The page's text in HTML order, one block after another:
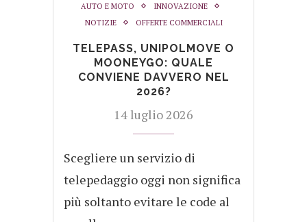
AUTO E MOTO
INNOVAZIONE
NOTIZIE
OFFERTE COMMERCIALI
TELEPASS, UNIPOLMOVE O
MOONEYGO: QUALE
CONVIENE DAVVERO NEL
2026?
14 luglio 2026
Scegliere un servizio di
telepedaggio oggi non significa
più soltanto evitare le code al